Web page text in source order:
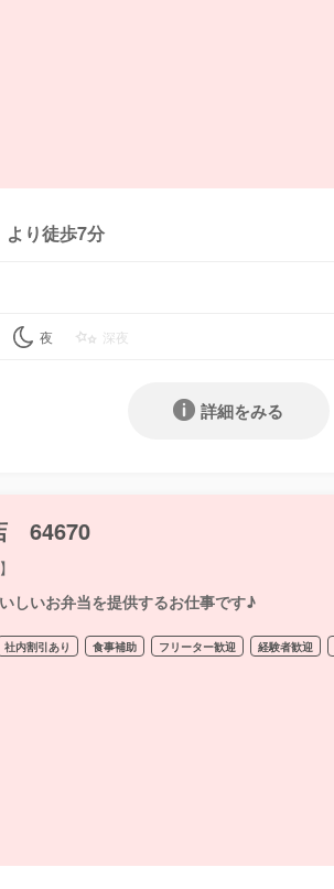
より徒歩7分
夜 深夜
詳細をみる
64670
しいお弁当を提供するお仕事です♪
社内割引あり 食事補助 フリーター歓迎 経験者歓迎